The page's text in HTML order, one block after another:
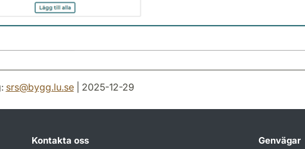
srs@bygg.lu.se| 2025-12-29
Kontakta oss
Genvägar